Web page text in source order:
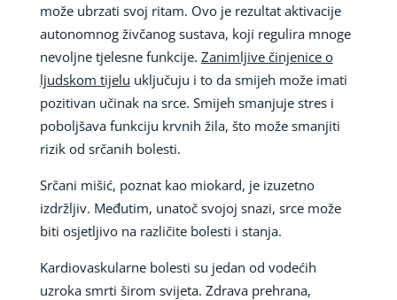
može ubrzati svoj ritam. Ovo je rezultat aktivacije
autonomnog živčanog sustava, koji regulira mnoge
nevoljne tjelesne funkcije. Zanimljive činjenice o
ljudskom tijelu uključuju i to da smijeh može imati
pozitivan učinak na srce. Smijeh smanjuje stres i
poboljšava funkciju krvnih žila, što može smanjiti
rizik od srčanih bolesti.
Srčani mišić, poznat kao miokard, je izuzetno
izdržljiv. Međutim, unatoč svojoj snazi, srce može
biti osjetljivo na različite bolesti i stanja.
Kardiovaskularne bolesti su jedan od vodećih
uzroka smrti širom svijeta. Zdrava prehrana,